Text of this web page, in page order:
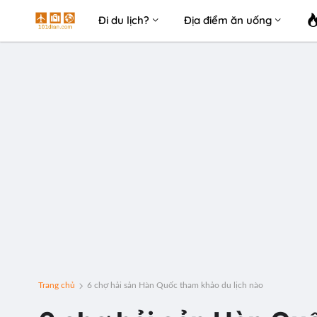
Đi du lịch? Địa điểm ăn uống
Trang chủ 6 chợ hải sản Hàn Quốc tham khảo du lịch nào